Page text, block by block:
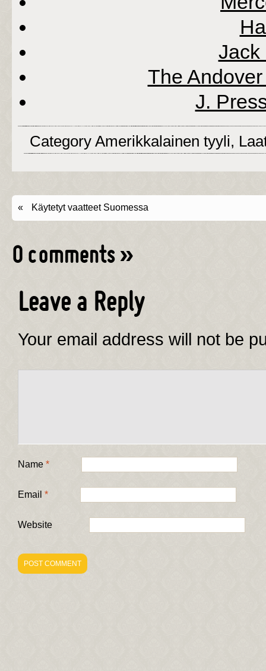
Jack
The
J.
Category Amerikkalainen tyyli,
« Käytetyt vaatteet Suomessa
0 comments »
Leave a Reply
Your email address will not be
Name *
Email *
Website